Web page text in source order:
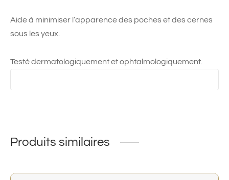
Aide à minimiser l’apparence des poches et des cernes
sous les yeux.
Testé dermatologiquement et ophtalmologiquement.
Produits similaires